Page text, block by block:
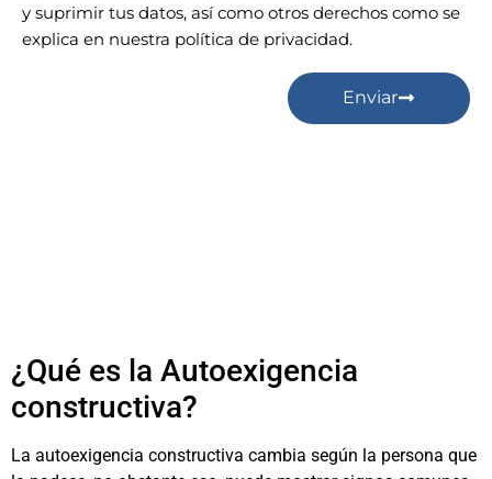
y suprimir tus datos, así como otros derechos como se
explica en nuestra política de privacidad.
Enviar
¿Qué es la Autoexigencia
constructiva?
La autoexigencia constructiva cambia según la persona que